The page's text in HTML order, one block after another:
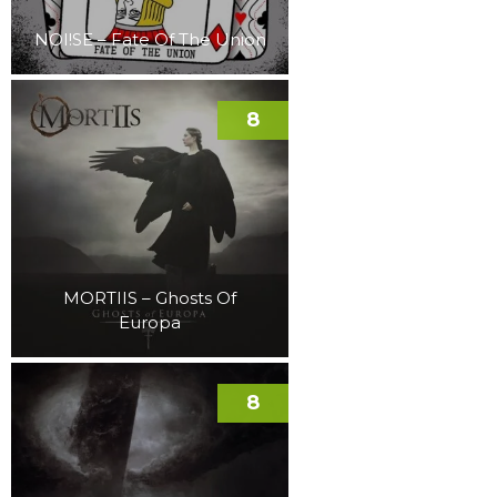
NOI!SE – Fate Of The Union
MORTIIS – Ghosts Of
Europa
8
8